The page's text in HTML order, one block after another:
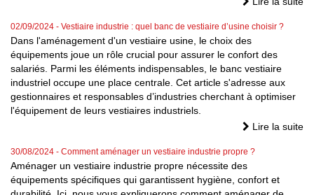
02/09/2024 - Vestiaire industrie : quel banc de vestiaire d’usine choisir ?
Dans l'aménagement d'un vestiaire usine, le choix des
équipements joue un rôle crucial pour assurer le confort des
salariés. Parmi les éléments indispensables, le banc vestiaire
industriel occupe une place centrale. Cet article s'adresse aux
gestionnaires et responsables d’industries cherchant à optimiser
l'équipement de leurs vestiaires industriels.
Lire la suite
30/08/2024 - Comment aménager un vestiaire industrie propre ?
Aménager un vestiaire industrie propre nécessite des
équipements spécifiques qui garantissent hygiène, confort et